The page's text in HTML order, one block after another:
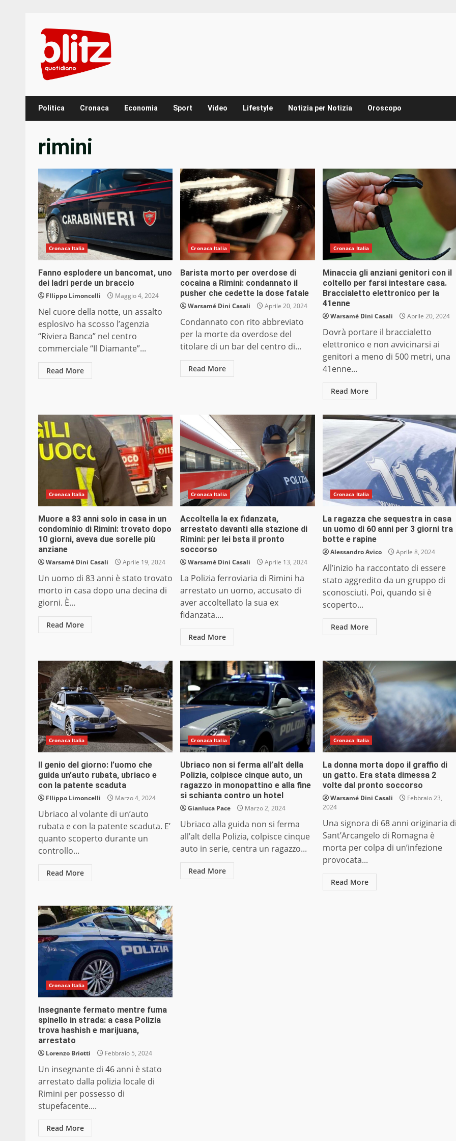
content
Politica Cronaca Economia Sport Video Lifestyle Notizia per Notizia Oroscopo
rimini
Cronaca Italia
Fanno esplodere un bancomat, uno
dei ladri perde un braccio
FIlippo Limoncelli Maggio 4, 2024
Nel cuore della notte, un assalto
esplosivo ha scosso l’agenzia
“Riviera Banca” nel centro
commerciale “Il Diamante”...
Read More
Cronaca Italia
Barista morto per overdose di
cocaina a Rimini: condannato il
pusher che cedette la dose fatale
Warsamé Dini Casali Aprile 20, 2024
Condannato con rito abbreviato
per la morte da overdose del
titolare di un bar del centro di...
Read More
Cronaca Italia
Minaccia gli anziani genitori con il
coltello per farsi intestare casa.
Braccialetto elettronico per la
41enne
Warsamé Dini Casali Aprile 20, 2024
Dovrà portare il braccialetto
elettronico e non avvicinarsi ai
genitori a meno di 500 metri, una
41enne...
Read More
Cronaca Italia
Muore a 83 anni solo in casa in un
condominio di Rimini: trovato dopo
10 giorni, aveva due sorelle più
anziane
Warsamé Dini Casali Aprile 19, 2024
Un uomo di 83 anni è stato trovato
morto in casa dopo una decina di
giorni. È...
Read More
Cronaca Italia
Accoltella la ex fidanzata,
arrestato davanti alla stazione di
Rimini: per lei bsta il pronto
soccorso
Warsamé Dini Casali Aprile 13, 2024
La Polizia ferroviaria di Rimini ha
arrestato un uomo, accusato di
aver accoltellato la sua ex
fidanzata....
Read More
Cronaca Italia
La ragazza che sequestra in casa
un uomo di 60 anni per 3 giorni tra
botte e rapine
Alessandro Avico Aprile 8, 2024
All’inizio ha raccontato di essere
stato aggredito da un gruppo di
sconosciuti. Poi, quando si è
scoperto...
Read More
Cronaca Italia
Il genio del giorno: l’uomo che
guida un’auto rubata, ubriaco e
con la patente scaduta
FIlippo Limoncelli Marzo 4, 2024
Ubriaco al volante di un’auto
rubata e con la patente scaduta. E’
quanto scoperto durante un
controllo...
Read More
Cronaca Italia
Ubriaco non si ferma all’alt della
Polizia, colpisce cinque auto, un
ragazzo in monopattino e alla fine
si schianta contro un hotel
Gianluca Pace Marzo 2, 2024
Ubriaco alla guida non si ferma
all’alt della Polizia, colpisce cinque
auto in serie, centra un ragazzo...
Read More
Cronaca Italia
La donna morta dopo il graffio di
un gatto. Era stata dimessa 2
volte dal pronto soccorso
Warsamé Dini Casali
Febbraio 23,
2024
Una signora di 68 anni originaria
Sant’Arcangelo di Romagna è
morta per colpa di un’infezione
provocata...
Read More
Cronaca Italia
Insegnante fermato mentre fuma
spinello in strada: a casa Polizia
trova hashish e marijuana,
arrestato
Lorenzo Briotti Febbraio 5, 2024
Un insegnante di 46 anni è stato
arrestato dalla polizia locale di
Rimini per possesso di
stupefacente....
Read More